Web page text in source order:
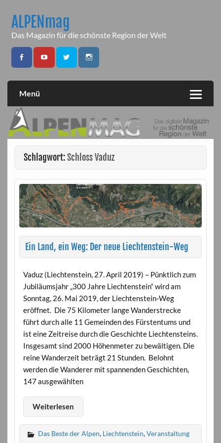
contentALPENmag
Das Magazin für die schönste Region der Welt
Menü
Schlagwort:Schloss Vaduz
Ein Land, ein Weg: Der neue Liechtenstein-Weg
Vaduz (Liechtenstein, 27. April 2019) – Pünktlich zum
Jubiläumsjahr „300 Jahre Liechtenstein“ wird am
Sonntag, 26. Mai 2019, der Liechtenstein-Weg
eröffnet. Die 75 Kilometer lange Wanderstrecke
führt durch alle 11 Gemeinden des Fürstentums und
ist eine Zeitreise durch die Geschichte Liechtensteins.
Insgesamt sind 2000 Höhenmeter zu bewältigen. Die
reine Wanderzeit beträgt 21 Stunden. Belohnt
werden die Wanderer mit spannenden Geschichten,
147 ausgewählten
Weiterlesen
Das Beste der Alpen, Liechtenstein,Veranstaltung